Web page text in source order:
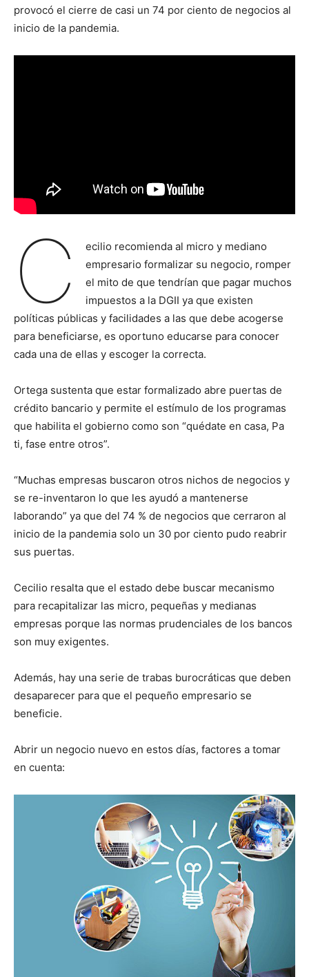
provocó el cierre de casi un 74 por ciento de negocios al
inicio de la pandemia.
C
ecilio recomienda al micro y mediano
empresario formalizar su negocio, romper
el mito de que tendrían que pagar muchos
impuestos a la DGII ya que existen
políticas públicas y facilidades a las que debe acogerse
para beneficiarse, es oportuno educarse para conocer
cada una de ellas y escoger la correcta.
Ortega sustenta que estar formalizado abre puertas de
crédito bancario y permite el estímulo de los programas
que habilita el gobierno como son “quédate en casa, Pa
ti, fase entre otros”.
“Muchas empresas buscaron otros nichos de negocios y
se re-inventaron lo que les ayudó a mantenerse
laborando” ya que del 74 % de negocios que cerraron al
inicio de la pandemia solo un 30 por ciento pudo reabrir
sus puertas.
Cecilio resalta que el estado debe buscar mecanismo
para recapitalizar las micro, pequeñas y medianas
empresas porque las normas prudenciales de los bancos
son muy exigentes.
Además, hay una serie de trabas burocráticas que deben
desaparecer para que el pequeño empresario se
beneficie.
Abrir un negocio nuevo en estos días, factores a tomar
en cuenta: